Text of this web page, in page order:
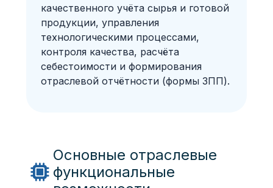
качественного учёта сырья и готовой
продукции, управления
технологическими процессами,
контроля качества, расчёта
себестоимости и формирования
отраслевой отчётности (формы ЗПП).
Основные отраслевые
функциональные